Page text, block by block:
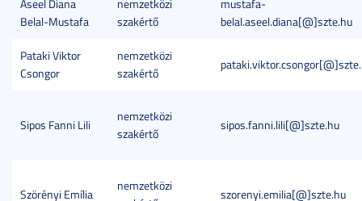
Aseel Diana
Belal-Mustafa
nemzetközi
szakértő
mustafa-
belal.aseel.diana[@]szte.hu
Pataki Viktor
Csongor
nemzetközi
szakértő
Sipos Fanni Lili
nemzetközi
szakértő
sipos.fanni.lili[@]szte.hu
Szörényi Emília
nemzetközi
szorenyi.emilia[@]szte.hu